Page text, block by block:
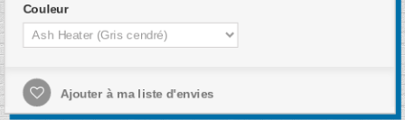
Couleur
Ajouter à ma liste d'envies